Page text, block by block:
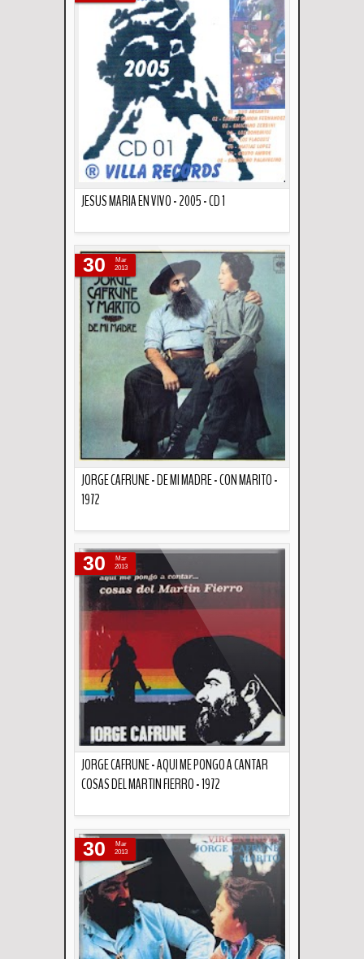
JESUS MARIA EN VIVO - 2005 - CD 1
JORGE CAFRUNE - DE MI MADRE - CON MARITO -
1972
30
Mar
2013
JORGE CAFRUNE - AQUI ME PONGO A CANTAR
COSAS DEL MARTIN FIERRO - 1972
30
Mar
2013
30
Mar
2013